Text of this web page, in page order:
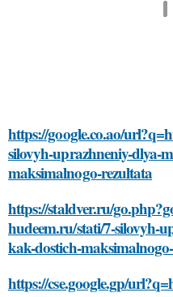
https://google.co.ao/
silovyh-uprazhneniy-dlya-
maksimalnogo-rezultata
https://staldver.ru/
hudeem.ru/stati/7-silovyh-
kak-dostich-
https://cse.google.gp/